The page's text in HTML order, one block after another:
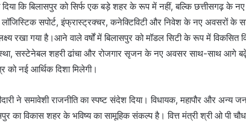
कि बिलासपुर को सिर्फ एक बड़े शहर के रूप में नहीं, बल्कि छत्तीसगढ़ के
लॉजिस्टिक सपोर्ट, इंफ्रास्ट्रक्चर, कनेक्टिविटी और निवेश के नए अवसरों के
रखा गया है।आने वाले वर्षों में बिलासपुर को मॉडल सिटी के रूप में विकसित
सस्टेनेबल शहरी ढांचा और रोजगार सृजन के नए अवसर साथ-साथ
को नई आर्थिक दिशा मिलेगी।
ने समावेशी राजनीति का स्पष्ट संदेश दिया। विधायक, महापौर और अन्य
का विकास शहर के भविष्य का सामूहिक संकल्प है। वित्त मंत्री श्री ओ पी